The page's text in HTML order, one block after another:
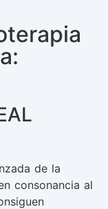
de la
consonancia al